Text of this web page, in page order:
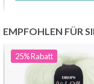
EMPFOHLEN FÜR
25%Rabatt